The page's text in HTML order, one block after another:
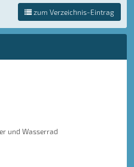
zum Verzeichnis-Eintrag
und Wasserrad